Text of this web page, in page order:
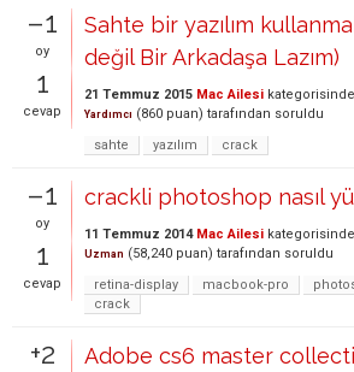
–1
oy
1
cevap
Sahte bir yazılım
değil Bir Arkadaşa Lazım)
21 Temmuz 2015 Mac Ailesi kategorisinde
Yardımcı (860 puan) tarafından soruldu
sahte
yazılım crack
–1
oy
1
cevap
crackli photoshop nasıl
11 Temmuz 2014 Mac Ailesi kategorisinde
Uzman (58,240 puan) tarafından soruldu
retina-display
macbook-pro
crack
+2
Adobe cs6 master